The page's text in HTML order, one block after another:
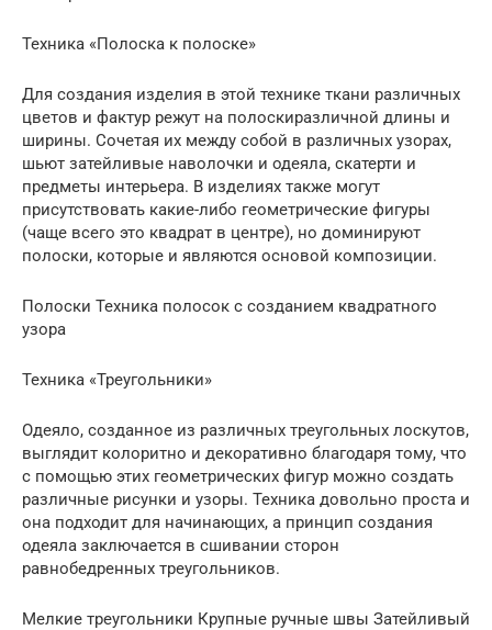
Техника «Полоска к полоске»
Для создания изделия в этой технике ткани различных
цветов и фактур режут на полоскиразличной длины и
ширины. Сочетая их между собой в различных узорах,
шьют затейливые наволочки и одеяла, скатерти и
предметы интерьера. В изделиях также могут
присутствовать какие-либо геометрические фигуры
(чаще всего это квадрат в центре), но доминируют
полоски, которые и являются основой композиции.
Полоски Техника полосок с созданием квадратного
узора
Техника «Треугольники»
Одеяло, созданное из различных треугольных лоскутов,
выглядит колоритно и декоративно благодаря тому, что
с помощью этих геометрических фигур можно создать
различные рисунки и узоры. Техника довольно проста и
она подходит для начинающих, а принцип создания
одеяла заключается в сшивании сторон
равнобедренных треугольников.
Мелкие треугольники Крупные ручные швы Затейливый